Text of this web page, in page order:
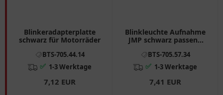
Blinkeradapterplatte
schwarz für Motorräder
BTS-705.44.14
✅ 1-3 Werktage
7,12 EUR
Blinkleuchte Aufnahme
JMP schwarz passend
BTS-705.57.34
✅ 1-3 Werktage
7,41 EUR